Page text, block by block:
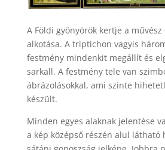
A Földi gyönyörök kertje a
alkotása. A triptichon vagyis
festmény mindenkit megállít és
sarkall. A festmény tele van
ábrázolásokkal, ami szinte
készült.
Minden egyes alaknak jelentése
a kép középső részén alul látható